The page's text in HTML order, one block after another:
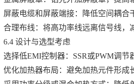
屏蔽电缆和屏蔽端接：降低空间耦合
合理布线：将高功率线远离信号线，
6.4 设计与选型考虑
选择低EMI控制器：SSR或PWM调节
优化加热器布局：避免加热元件形成